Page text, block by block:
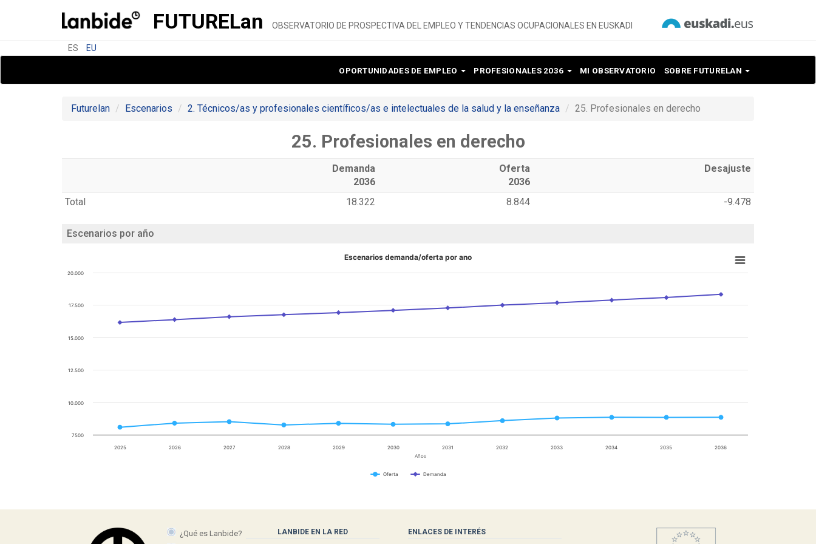
FUTURELan OBSERVATORIO DE PROSPECTIVA DEL EMPLEO Y TENDENCIAS OCUPACIONALES EN EUSKADI
ES EU
OPORTUNIDADES DE EMPLEO PROFESIONALES 2036 MI OBSERVATORIO SOBRE FUTURELAN
Futurelan Escenarios 2. Técnicos/as y profesionales científicos/as e intelectuales de la salud y la enseñanza 25. Profesionales en derecho
25. Profesionales en derecho
Demanda
2036
Oferta
2036
Desajuste
Total 18.322 8.844 -9.478
Escenarios por año
Años
Escenarios demanda/oferta por ano
Oferta Demanda
2025 2026 2027 2028 2029 2030 2031 2032 2033 2034 2035 2036
7500
10.000
12.500
15.000
17.500
20.000
¿Qué es Lanbide? LANBIDE EN LA RED ENLACES DE INTERÉS